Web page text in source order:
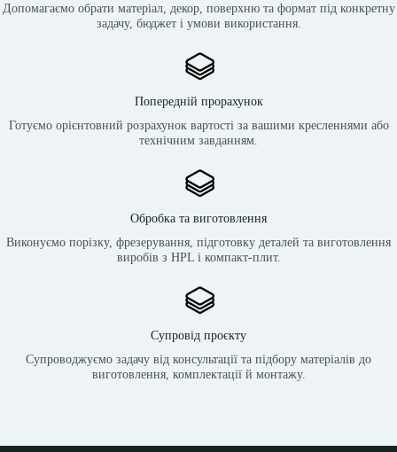
Допомагаємо обрати матеріал, декор, поверхню та формат під конкретну
задачу, бюджет і умови використання.
Попередній прорахунок
Готуємо орієнтовний розрахунок вартості за вашими кресленнями або
технічним завданням.
Обробка та виготовлення
Виконуємо порізку, фрезерування, підготовку деталей та виготовлення
виробів з HPL і компакт-плит.
Супровід проєкту
Супроводжуємо задачу від консультації та підбору матеріалів до
виготовлення, комплектації й монтажу.